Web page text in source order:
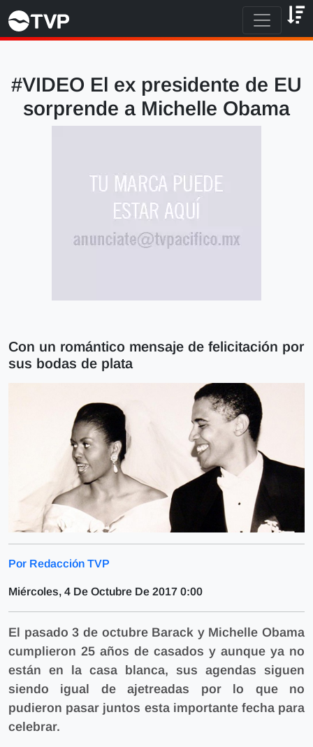
#VIDEO El ex presidente de EU
sorprende a Michelle Obama
Con un romántico mensaje de felicitación por
sus bodas de plata
Por Redacción TVP
Miércoles, 4 De Octubre De 2017 0:00
El pasado 3 de octubre Barack y Michelle Obama
cumplieron 25 años de casados y aunque ya no
están en la casa blanca, sus agendas siguen
siendo igual de ajetreadas por lo que no
pudieron pasar juntos esta importante fecha para
celebrar.